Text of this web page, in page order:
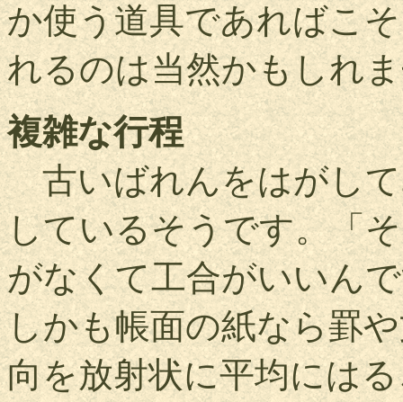
か使う道具であればこ
れるのは当然かもしれ
複雑な行程
古いばれんをはがして
しているそうです。「
がなくて工合がいいん
しかも帳面の紙なら罫
向を放射状に平均には